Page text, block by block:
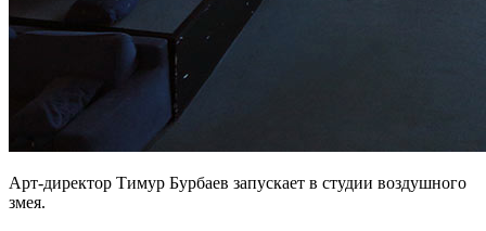
Арт-директор Тимур Бурбаев запускает в студии воздушного
змея.